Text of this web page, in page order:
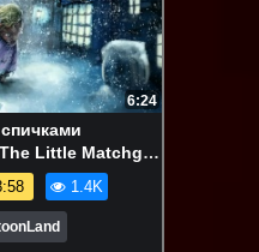
6:24
Little Matchgirl
1.4K